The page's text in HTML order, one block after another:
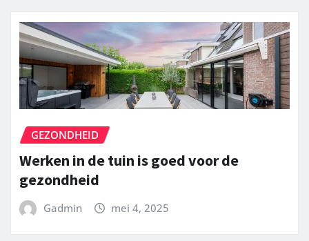
GEZONDHEID
Werken in de tuin is goed voor de
gezondheid
Gadmin mei 4, 2025